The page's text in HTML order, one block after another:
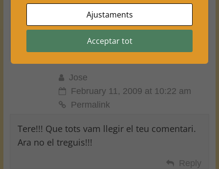
fums a mes d’un!!!
Petonets fieres i moltíssima sort el
diumenge
Reply
Jose
February 11, 2009 at 10:22 am
Permalink
Tere!!! Que tots vam llegir el teu comentari.
Ara no el treguis!!!
Reply
Ajustaments
Acceptar tot